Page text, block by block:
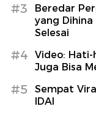
#3
Beredar
yang Dihina
Selesai
#4
Video: Hati-
Juga Bisa
#5
Sempat
IDAI